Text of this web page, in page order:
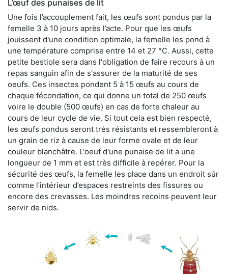
L’œuf des punaises de lit
Une fois l’accouplement fait, les œufs sont pondus par la
femelle 3 à 10 jours après l’acte. Pour que les œufs
jouissent d'une condition optimale, la femelle les pond à
une température comprise entre 14 et 27 °C. Aussi, cette
petite bestiole sera dans l'obligation de faire recours à un
repas sanguin afin de s'assurer de la maturité de ses
oeufs. Ces insectes pondent 5 à 15 œufs au cours de
chaque fécondation, ce qui donne un total de 250 œufs
voire le double (500 œufs) en cas de forte chaleur au
cours de leur cycle de vie. Si tout cela est bien respecté,
les œufs pondus seront très résistants et ressembleront à
un grain de riz à cause de leur forme ovale et de leur
couleur blanchâtre. L'oeuf d'une punaise de lit a une
longueur de 1 mm et est très difficile à repérer. Pour la
sécurité des œufs, la femelle les place dans un endroit sûr
comme l’intérieur d’espaces restreints des fissures ou
encore des crevasses. Les moindres recoins peuvent leur
servir de nids.